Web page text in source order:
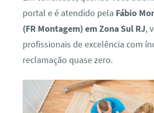
portal e é atendido pela Fábio
(FR Montagem) em Zona Sul RJ,
profissionais de excelência com
reclamação quase zero.